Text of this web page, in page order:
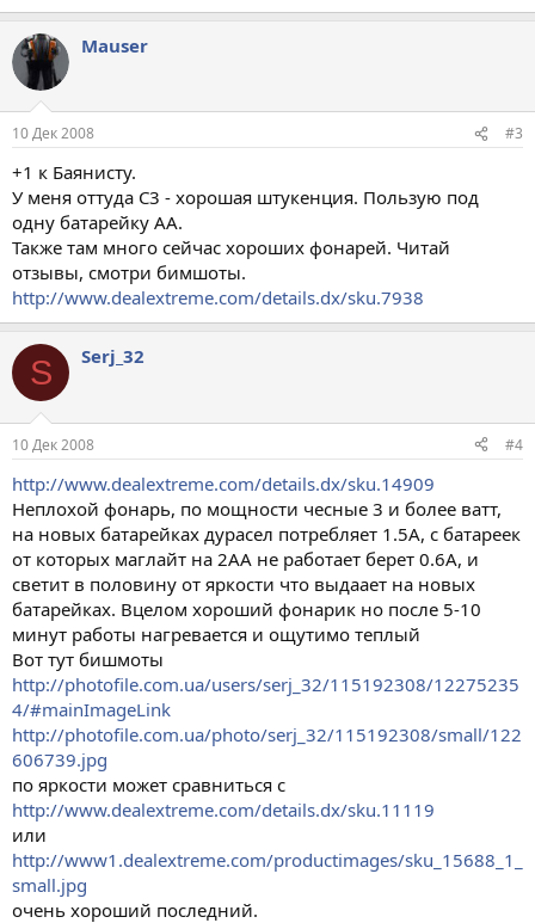
Mauser
10 Дек 2008 #3
+1 к Баянисту.
У меня оттуда С3 - хорошая штукенция. Пользую под
одну батарейку АА.
Также там много сейчас хороших фонарей. Читай
отзывы, смотри бимшоты.
http://www.dealextreme.com/details.dx/sku.7938
S Serj_32
10 Дек 2008 #4
http://www.dealextreme.com/details.dx/sku.14909
Неплохой фонарь, по мощности чесные 3 и более ватт,
на новых батарейках дурасел потребляет 1.5А, с батареек
от которых маглайт на 2АА не работает берет 0.6А, и
светит в половину от яркости что выдаает на новых
батарейках. Вцелом хороший фонарик но после 5-10
минут работы нагревается и ощутимо теплый
Вот тут бишмоты
http://photofile.com.ua/users/serj_32/115192308/12275235
4/#mainImageLink
http://photofile.com.ua/photo/serj_32/115192308/small/122
606739.jpg
по яркости может сравниться с
http://www.dealextreme.com/details.dx/sku.11119
или
http://www1.dealextreme.com/productimages/sku_15688_1_
small.jpg
очень хороший последний.